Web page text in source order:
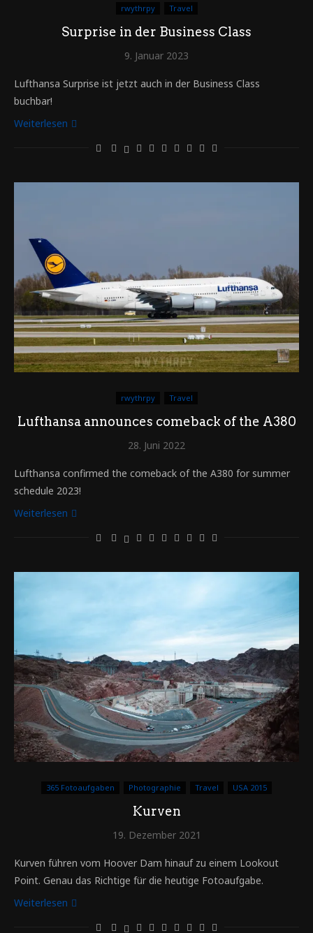
rwythrpy Travel
Surprise in der Business Class
9. Januar 2023
Lufthansa Surprise ist jetzt auch in der Business Class
buchbar!
Weiterlesen
rwythrpy Travel
Lufthansa announces comeback of the A380
28. Juni 2022
Lufthansa confirmed the comeback of the A380 for summer
schedule 2023!
Weiterlesen
365 Fotoaufgaben Photographie Travel USA 2015
Kurven
19. Dezember 2021
Kurven führen vom Hoover Dam hinauf zu einem Lookout
Point. Genau das Richtige für die heutige Fotoaufgabe.
Weiterlesen